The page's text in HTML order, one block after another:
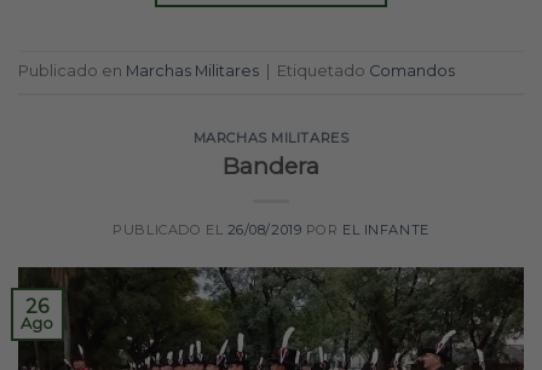
Publicado en Marchas Militares Etiquetado Comandos
MARCHAS MILITARES
Bandera
PUBLICADO EL 26/08/2019 POR EL INFANTE
26
Ago